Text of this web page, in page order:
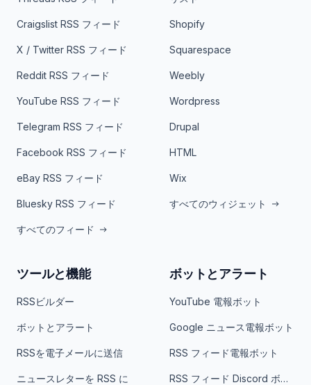
Craigslist RSS フィード
X / Twitter RSS フィード
Reddit RSS フィード
YouTube RSS フィード
Telegram RSS フィード
Facebook RSS フィード
eBay RSS フィード
Bluesky RSS フィード
すべてのフィード
Shopify
Squarespace
Weebly
Wordpress
Drupal
HTML
Wix
すべてのウィジェット
ツールと機能
RSSビルダー
ボットとアラート
RSSを電子メールに送信
ニュースレターを RSS に
ボットとアラート
YouTube 電報ボット
Google ニュース電報ボット
RSS フィード電報ボット
RSS フィード Discord ボット